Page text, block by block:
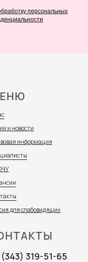
персональных
и новости
информация
для слабовидящих
(343) 319-51-65